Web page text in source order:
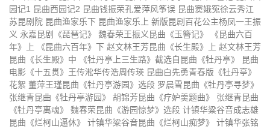
仁倪传钺
昆曲活捉三郎 昆曲玉簪记琴挑问病偷诗秋江
昆曲华岳牡丹亭1 昆曲华岳牡丹亭2
昆曲华岳牡丹亭3 昆曲玉簪记
昆曲西园记1 昆曲西园记2
昆曲钱振荣孔爱萍风筝误 昆曲窦娥冤徐云秀江苏昆剧院
园记1 昆曲西园记2 昆曲钱振荣孔爱萍风筝误 昆曲窦娥冤徐云秀江
苏昆剧院 昆曲渔家乐下 昆曲渔家乐上 新版昆剧百花公主杨凤一王振
义 永嘉昆剧《琵琶记》 魏春荣王振义昆曲《玉簪记》 《昆曲六百
年》上 《昆曲六百年》下 赵文林王芳昆曲《长生殿》上 赵文林王芳
昆曲《长生殿》中 《牡丹亭上三生路》截选自昆曲《牡丹亭》 昆曲
电影《十五贯》王传淞华传浩周传瑛 昆曲白先勇青春版《牡丹亭》
花絮 董萍王瑾昆曲《牡丹亭游园》选段 罗晨雪昆曲《牡丹亭寻梦》
张继青昆曲《牡丹亭游园》 胡锦芳昆曲《疗妒羹题曲》 张继青昆曲
《牡丹亭离魂》 魏春荣昆曲《游园惊梦》选段 计镇华粱谷音成志雄
昆曲《烂柯山逼休》 计镇华粱谷音昆曲《烂柯山痴梦》 计镇华张铭